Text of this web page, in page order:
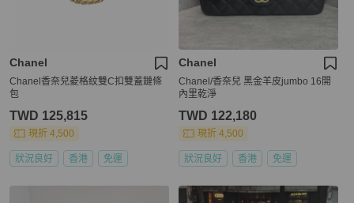
Chanel
Chanel香奈兒菱格紋雙C扣雙蓋鏈條
包
TWD 125,815
現折 4,500
狀況良好 香港 免運
Chanel
Chanel/香奈兒 黑金羊皮jumbo 16開
內里乾淨
TWD 122,180
現折 4,500
狀況良好 香港 免運